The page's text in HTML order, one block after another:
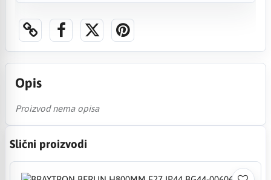
Opis
Proizvod nema opisa
Slični proizvodi